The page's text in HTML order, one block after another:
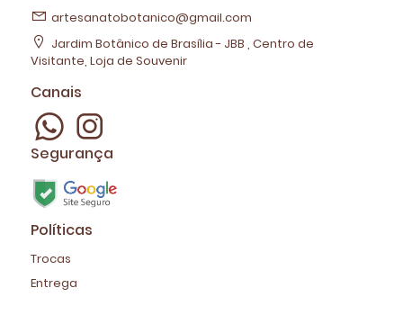
artesanatobotanico@gmail.com
Jardim Botânico de Brasília - JBB , Centro de
Visitante, Loja de Souvenir
Canais
Segurança
Políticas
Trocas
Entrega